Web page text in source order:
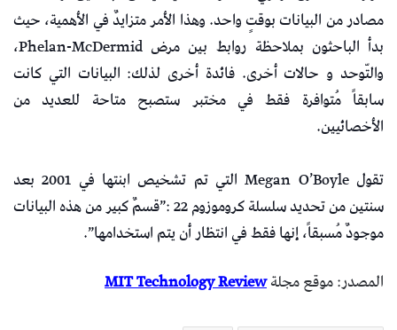
مصادر من البيانات بوقتٍ واحد. وهذا الأمر متزايدٌ في الأهمية، حيث
بدأ الباحثون بملاحظة روابط بين مرض Phelan-McDermid،
والتّوحد و حالات أخرى. فائدة أخرى لذلك: البيانات التي كانت
سابقاً مُتوافرة فقط في مختبر ستصبح متاحة للعديد من
الأخصائيين.
تقول Megan O’Boyle التي تم تشخيص ابنتها في 2001 بعد
سنتين من تحديد سلسلة كروموزوم 22 :”قسمٌ كبير من هذه البيانات
موجودٌ مُسبقاً، إنها فقط في انتظار أن يتم استخدامها”.
المصدر: موقع مجلةMIT Technology Review